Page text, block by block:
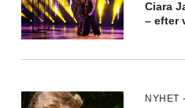
Ciara
– efter
NYHET